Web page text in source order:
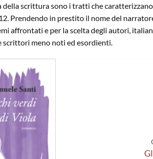
scrittura sono i tratti che caratterizzano
Prendendo in prestito il nome del
affrontati e per la scelta degli autori,
scrittori meno noti ed esordienti.
Aggiungi
alla lista
dei
desideri